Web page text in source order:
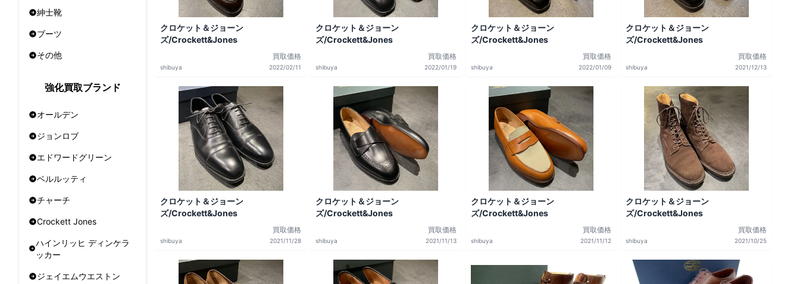
紳士靴
ブーツ
その他
強化買取ブランド
オールデン
ジョンロブ
エドワードグリーン
ベルルッティ
チャーチ
Crockett Jones
ハインリッヒ ディンケラ
ッカー
ジェイエムウエストン
クロケット＆ジョーン
ズ/Crockett&Jones
買取価格
shibuya 2022/02/11
クロケット＆ジョーン
ズ/Crockett&Jones
買取価格
shibuya 2022/01/19
クロケット＆ジョーン
ズ/Crockett&Jones
買取価格
shibuya 2022/01/09
クロケット＆ジョーン
ズ/Crockett&Jones
買取価格
shibuya 2021/12/13
クロケット＆ジョーン
ズ/Crockett&Jones
買取価格
shibuya 2021/11/28
クロケット＆ジョーン
ズ/Crockett&Jones
買取価格
shibuya 2021/11/13
クロケット＆ジョーン
ズ/Crockett&Jones
買取価格
shibuya 2021/11/12
クロケット＆ジョーン
ズ/Crockett&Jones
買取価格
shibuya 2021/10/25